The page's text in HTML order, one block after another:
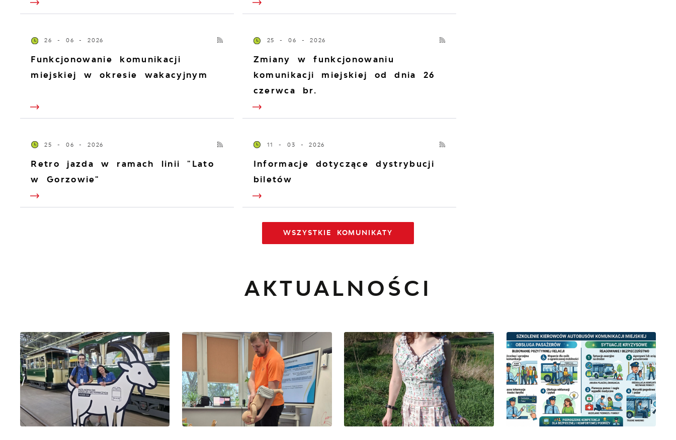
26 - 06 - 2026
Funkcjonowanie komunikacji
miejskiej w okresie wakacyjnym
25 - 06 - 2026
Zmiany w funkcjonowaniu
komunikacji miejskiej od dnia 26
czerwca br.
25 - 06 - 2026
Retro jazda w ramach linii "Lato
w Gorzowie"
11 - 03 - 2026
Informacje dotyczące dystrybucji
biletów
WSZYSTKIE KOMUNIKATY
AKTUALNOŚCI